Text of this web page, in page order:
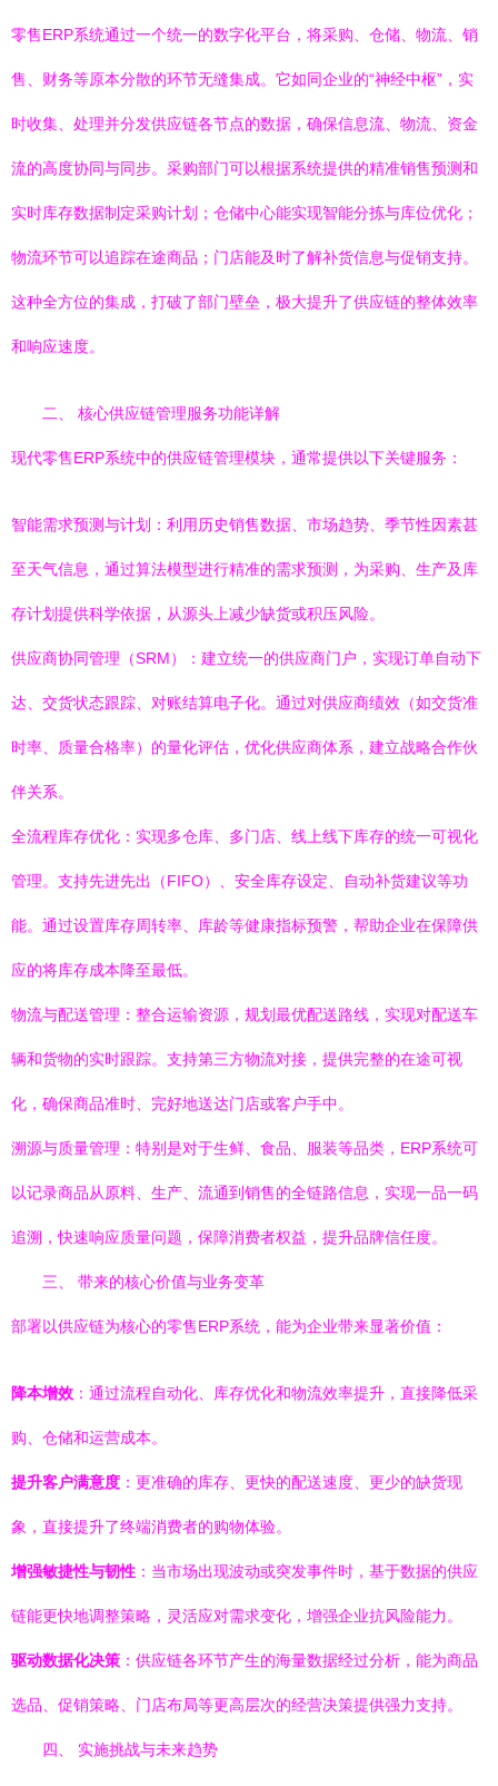
零售ERP系统通过一个统一的数字化平台，将采购、仓储、物流、销
售、财务等原本分散的环节无缝集成。它如同企业的“神经中枢”，实
时收集、处理并分发供应链各节点的数据，确保信息流、物流、资金
流的高度协同与同步。采购部门可以根据系统提供的精准销售预测和
实时库存数据制定采购计划；仓储中心能实现智能分拣与库位优化；
物流环节可以追踪在途商品；门店能及时了解补货信息与促销支持。
这种全方位的集成，打破了部门壁垒，极大提升了供应链的整体效率
和响应速度。
二、 核心供应链管理服务功能详解
现代零售ERP系统中的供应链管理模块，通常提供以下关键服务：
智能需求预测与计划：利用历史销售数据、市场趋势、季节性因素甚
至天气信息，通过算法模型进行精准的需求预测，为采购、生产及库
存计划提供科学依据，从源头上减少缺货或积压风险。
供应商协同管理（SRM）：建立统一的供应商门户，实现订单自动下
达、交货状态跟踪、对账结算电子化。通过对供应商绩效（如交货准
时率、质量合格率）的量化评估，优化供应商体系，建立战略合作伙
伴关系。
全流程库存优化：实现多仓库、多门店、线上线下库存的统一可视化
管理。支持先进先出（FIFO）、安全库存设定、自动补货建议等功
能。通过设置库存周转率、库龄等健康指标预警，帮助企业在保障供
应的将库存成本降至最低。
物流与配送管理：整合运输资源，规划最优配送路线，实现对配送车
辆和货物的实时跟踪。支持第三方物流对接，提供完整的在途可视
化，确保商品准时、完好地送达门店或客户手中。
溯源与质量管理：特别是对于生鲜、食品、服装等品类，ERP系统可
以记录商品从原料、生产、流通到销售的全链路信息，实现一品一码
追溯，快速响应质量问题，保障消费者权益，提升品牌信任度。
三、 带来的核心价值与业务变革
部署以供应链为核心的零售ERP系统，能为企业带来显著价值：
降本增效 ：通过流程自动化、库存优化和物流效率提升，直接降低采
购、仓储和运营成本。
提升客户满意度 ：更准确的库存、更快的配送速度、更少的缺货现
象，直接提升了终端消费者的购物体验。
增强敏捷性与韧性 ：当市场出现波动或突发事件时，基于数据的供应
链能更快地调整策略，灵活应对需求变化，增强企业抗风险能力。
驱动数据化决策 ：供应链各环节产生的海量数据经过分析，能为商品
选品、促销策略、门店布局等更高层次的经营决策提供强力支持。
四、 实施挑战与未来趋势